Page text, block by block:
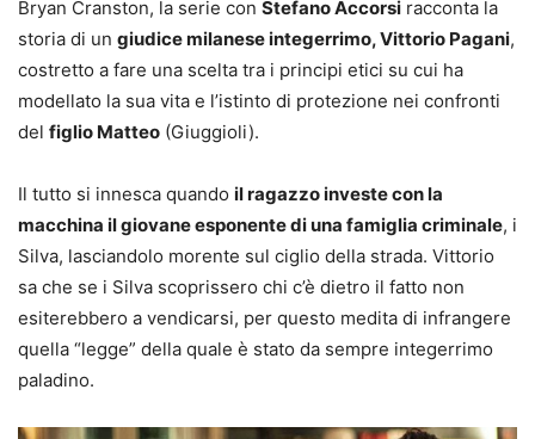
Bryan Cranston, la serie con Stefano Accorsi racconta la
storia di un giudice milanese integerrimo, Vittorio Pagani,
costretto a fare una scelta tra i principi etici su cui ha
modellato la sua vita e l’istinto di protezione nei confronti
del figlio Matteo (Giuggioli).
Il tutto si innesca quando il ragazzo investe con la
macchina il giovane esponente di una famiglia criminale, i
Silva, lasciandolo morente sul ciglio della strada. Vittorio
sa che se i Silva scoprissero chi c’è dietro il fatto non
esiterebbero a vendicarsi, per questo medita di infrangere
quella “legge” della quale è stato da sempre integerrimo
paladino.